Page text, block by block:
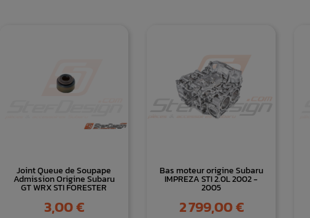
Joint Queue de Soupape
Admission Origine Subaru
GT WRX STI FORESTER
Prix
3,00 €
Bas moteur origine Subaru
IMPREZA STI 2.0L 2002 -
2005
Prix
2 799,00 €